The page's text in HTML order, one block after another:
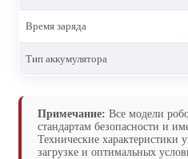
Время заряда
Тип аккумулятора
Примечание: Все модели
стандартам безопасности и
Технические характеристики
загрузке и оптимальных